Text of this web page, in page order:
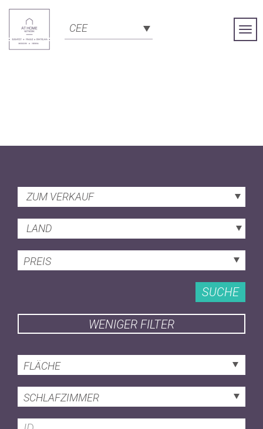
CEE
ZUM VERKAUF
LAND
PREIS
SUCHE
WENIGER FILTER
FLÄCHE
SCHLAFZIMMER